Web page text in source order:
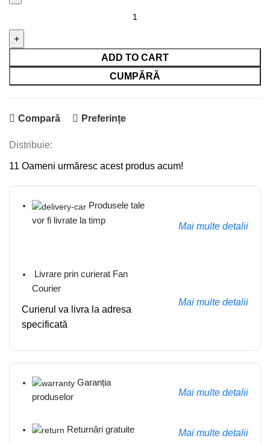
400ml
Inchis
Mat
5010
ADD TO CART
CUMPĂRĂ
Compară Preferințe
Distribuie:
11 Oameni urmăresc acest produs acum!
Produsele tale
vor fi livrate la timp
Mai multe detalii
Livrare prin curierat Fan
Courier
Curierul va livra la adresa
specificată
Mai multe detalii
Garanția
produselor
Mai multe detalii
Returnări gratuite Mai multe detalii